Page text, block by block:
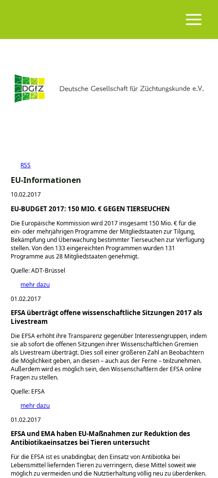
RSS
EU-Informationen
10.02.2017
EU-BUDGET 2017: 150 MIO. € GEGEN TIERSEUCHEN
Die Europäische Kommission wird 2017 insgesamt 150 Mio. € für die
ein- oder mehrjährigen Programme der Mitgliedstaaten zur Tilgung,
Bekämpfung und Überwachung bestimmter Tierseuchen zur Verfügung
stellen. Von den 133 eingereichten Programmen wurden 131
Programme aus 28 Mitgliedstaaten genehmigt.
Quelle: ADT-Brüssel
mehr dazu
01.02.2017
EFSA überträgt offene wissenschaftliche Sitzungen 2017 als
Livestream
Die EFSA erhöht ihre Transparenz gegenüber Interessengruppen, indem
sie ab sofort die offenen Sitzungen ihrer Wissenschaftlichen Gremien
als Livestream überträgt. Dies soll einer größeren Zahl an Beobachtern
die Möglichkeit geben, an diesen – auch aus der Ferne – teilzunehmen.
Außerdem wird es möglich sein, den Wissenschaftlern der EFSA online
Fragen zu stellen.
Quelle: EFSA
mehr dazu
01.02.2017
EFSA und EMA haben EU-Maßnahmen zur Reduktion des
Antibiotikaeinsatzes bei Tieren untersucht
Für die EFSA ist es unabdingbar, den Einsatz von Antibiotika bei
Lebensmittel liefernden Tieren zu verringern, diese Mittel soweit wie
möglich zu vermeiden und die Nutztierhaltung völlig neu zu überdenken.